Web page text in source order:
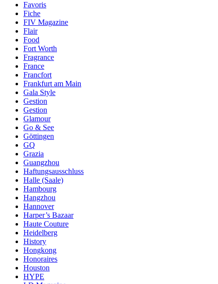
Favoris
Fiche
FIV Magazine
Flair
Food
Fort Worth
Fragrance
France
Francfort
Frankfurt am Main
Gala Style
Gestion
Gestion
Glamour
Go & See
Göttingen
GQ
Grazia
Guangzhou
Haftungsausschluss
Halle (Saale)
Hambourg
Hangzhou
Hannover
Harper’s Bazaar
Haute Couture
Heidelberg
History
Hongkong
Honoraires
Houston
HYPE